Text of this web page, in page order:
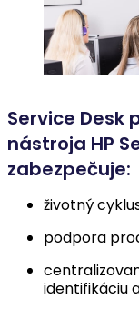
Service Desk
nástroja HP
zabezpečuje:
životný
podpora
identifikáciu